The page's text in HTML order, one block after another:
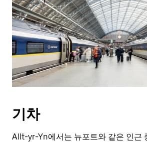
기차
Allt-yr-Yn에서는 뉴포트와 같은 인근